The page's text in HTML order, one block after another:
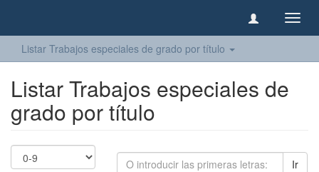
Listar Trabajos especiales de grado por título
Listar Trabajos especiales de
grado por título
Ir